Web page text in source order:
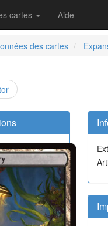
cartes Aide
des cartes